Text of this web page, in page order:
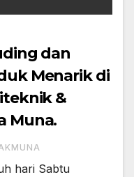
dan
Menarik di
&
Muna.
hari Sabtu